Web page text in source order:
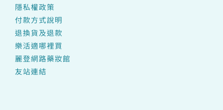
隱私權政策
付款方式說明
退換貨及退款
樂活適哪裡買
麗登網路藥妝館
友站連結